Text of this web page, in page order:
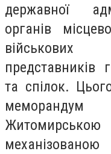
державної
органів
військових
представників
та спілок.